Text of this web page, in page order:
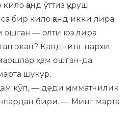
қанд ўттиз қуруш
бир кило қанд икки лира.
— олти юз лира
экан? Қанднинг нархи
ҳам ошган-да.
шукур.
кўп, — деди қимматчилик
бири. — Минг марта